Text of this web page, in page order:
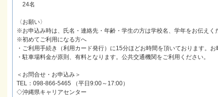
24名
〈お願い〉
※お申込み時は、氏名・連絡先・年齢・学生の方は学校名、学年をお伝えく
※初めてご利用になる方へ
・ご利用手続き（利用カード発行）に15分ほどお時間を頂いております。
・駐車場料金が原則、有料となります。公共交通機関をご利用ください。
＜お問合せ・お申込み＞
TEL：098-866-5465 （平日9:00～17:00）
◇沖縄県キャリアセンター